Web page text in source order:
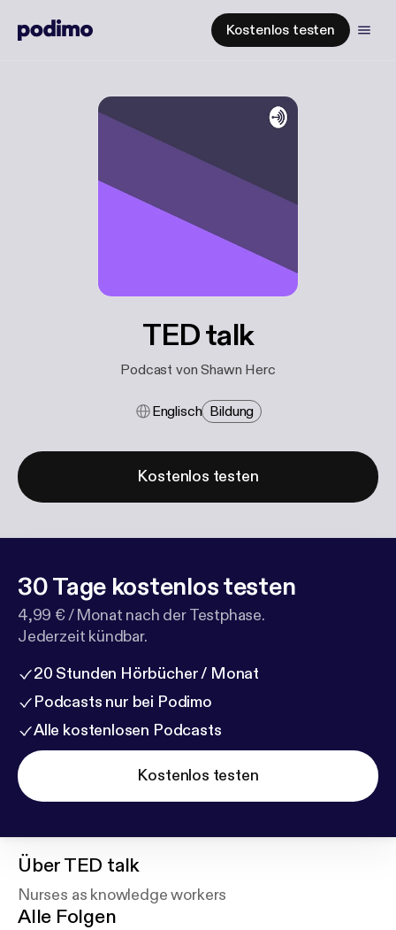
Kostenlos testen
TED talk
Podcast von Shawn Herc
Englisch Bildung
Kostenlos testen
30 Tage kostenlos testen
4,99 € / Monat nach der Testphase.
Jederzeit kündbar.
20 Stunden Hörbücher / Monat
Podcasts nur bei Podimo
Alle kostenlosen Podcasts
Kostenlos testen
ÜberTED talk
Nurses as knowledge workers
Alle Folgen